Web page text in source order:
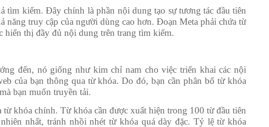
tìm kiếm. Đây chính là phần nội dung tạo sự tương tác đầu tiên
năng truy cập của người dùng cao hơn. Đoạn Meta phải chứa từ
thị đầy đủ nội dung trên trang tìm kiếm.
đến, nó giống như kim chỉ nam cho việc triển khai các nội
của bạn thông qua từ khóa. Do đó, bạn cần phân bổ từ khóa
bạn muốn truyền tải.
khóa chính. Từ khóa cần được xuất hiện trong 100 từ đầu tiên
nhất, tránh nhồi nhét từ khóa quá dày đặc. Tỷ lệ từ khóa